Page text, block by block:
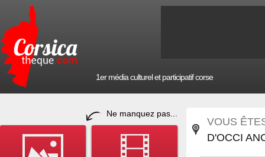
1er média culturel et participatif corse
Ne manquez pas...
VOUS
D'OCCI